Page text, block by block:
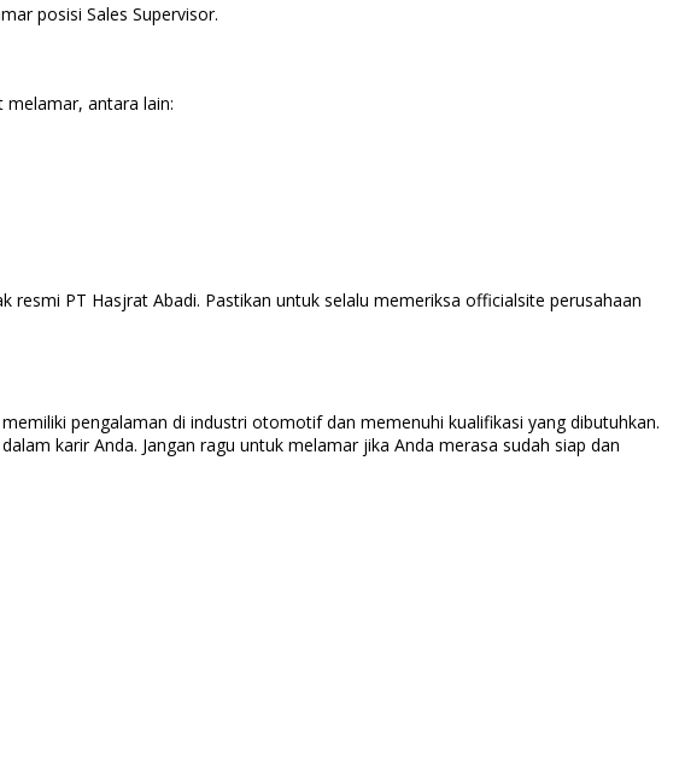
posisi Sales Supervisor.
melamar, antara lain:
PT Hasjrat Abadi. Pastikan untuk selalu memeriksa officialsite perusahaan
pengalaman di industri otomotif dan memenuhi kualifikasi yang dibutuhkan.
karir Anda. Jangan ragu untuk melamar jika Anda merasa sudah siap dan